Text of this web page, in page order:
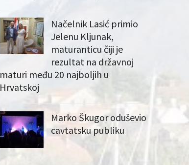
Načelnik Lasić primio
Jelenu Kljunak,
maturanticu čiji je
rezultat na državnoj
maturi među 20 najboljih u
Hrvatskoj
Marko Škugor oduševio
cavtatsku publiku